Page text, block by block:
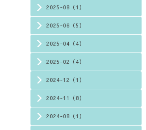
2025-08（1）
2025-06（5）
2025-04（4）
2025-02（4）
2024-12（1）
2024-11（8）
2024-08（1）